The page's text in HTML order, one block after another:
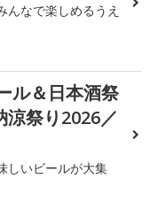
んなで楽しめるうえ
ル＆日本酒祭
涼祭り2026／
しいビールが大集